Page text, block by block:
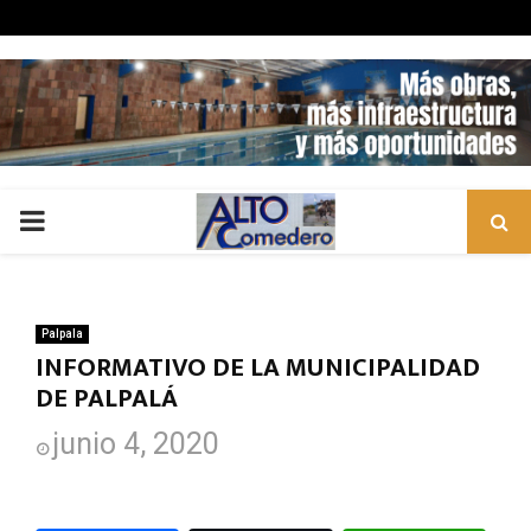
PRIMARY
Palpala
INFORMATIVO DE LA MUNICIPALIDAD
DE PALPALÁ
junio 4, 2020